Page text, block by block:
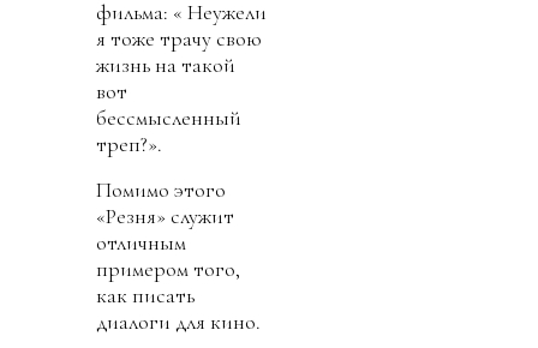
фильма: « Неужели
я тоже трачу свою
жизнь на такой
вот
бессмысленный
треп?».
Помимо этого
«Резня» служит
отличным
примером того,
как писать
диалоги для кино.